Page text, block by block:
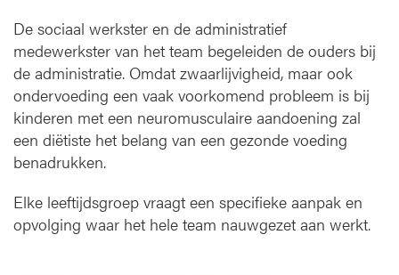
De sociaal werkster en de administratief
medewerkster van het team begeleiden de ouders bij
de administratie. Omdat zwaarlijvigheid, maar ook
ondervoeding een vaak voorkomend probleem is bij
kinderen met een neuromusculaire aandoening zal
een diëtiste het belang van een gezonde voeding
benadrukken.
Elke leeftijdsgroep vraagt een specifieke aanpak en
opvolging waar het hele team nauwgezet aan werkt.